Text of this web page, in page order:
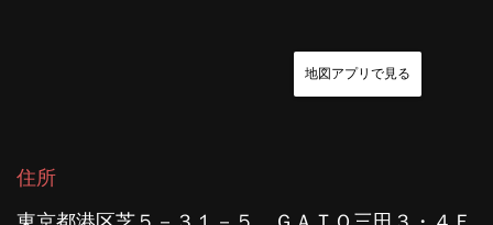
地図アプリで見る
住所